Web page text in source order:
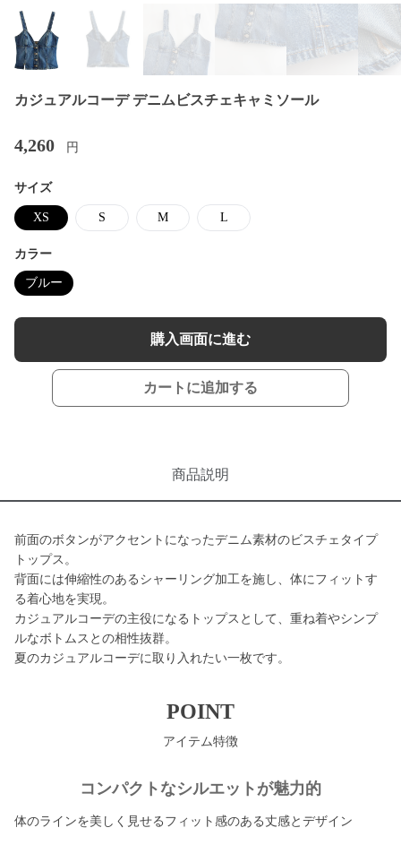
カジュアルコーデ デニムビスチェキャミソール
4,260 円
サイズ
XS S M L
カラー
ブルー
購入画面に進む
カートに追加する
商品説明
前面のボタンがアクセントになったデニム素材のビスチェタイプ
トップス。
背面には伸縮性のあるシャーリング加工を施し、体にフィットす
る着心地を実現。
カジュアルコーデの主役になるトップスとして、重ね着やシンプ
ルなボトムスとの相性抜群。
夏のカジュアルコーデに取り入れたい一枚です。
POINT
アイテム特徴
コンパクトなシルエットが魅力的
体のラインを美しく見せるフィット感のある丈感とデザイン